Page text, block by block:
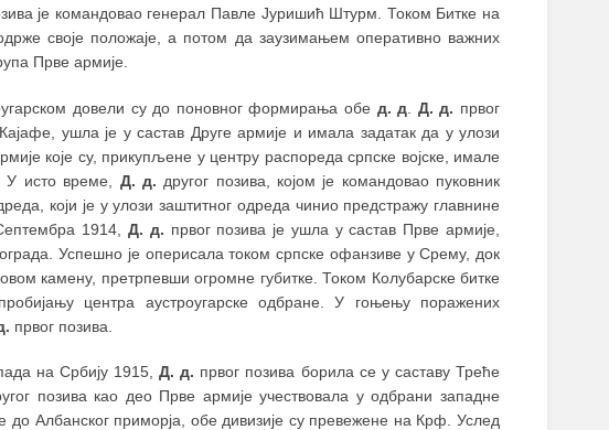
је командовао генерал Павле Јуришић Штурм. Током Битке на
своје положаје, а потом да заузимањем оперативно важних
Прве армије.
довели су до поновног формирања обе д. д Д. д. првог
ушла је у састав Друге армије и имала задатак да у улози
које су, прикупљене у центру распореда српске војске, имале
У исто време, Д. д. другог позива, којом је командовао пуковник
који је у улози заштитног одреда чинио предстражу главнине
1914, Д. д. првог позива је ушла у састав Прве армије,
Успешно је оперисала током српске офанзиве у Срему, док
камену, претрпевши огромне губитке. Током Колубарске битке
центра аустроугарске одбране. У гоњењу поражених
првог позива.
на Србију 1915, Д. д. првог позива борила се у саставу Треће
позива као део Прве армије учествовала у одбрани западне
Албанског приморја, обе дивизије су превежене на Крф. Услед